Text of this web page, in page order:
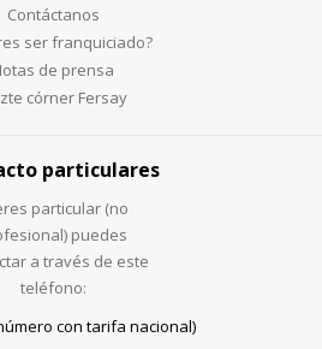
Contáctanos
ser franquiciado?
de prensa
córner Fersay
particulares
particular (no
puedes
a través de este
teléfono:
con tarifa nacional)